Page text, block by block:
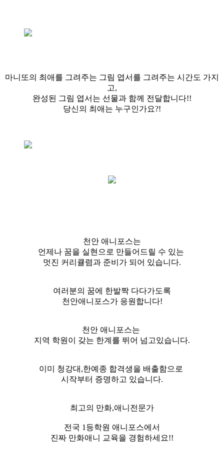
마니또의 최애를 그려주는 그림 엽서를 그려주는 시간도 가지
고,
완성된 그림 엽서는 선물과 함께 전달합니다!!
당신의 최애는 누구인가요?!
천안 애니포스는
언제나 꿈을 실현으로 만들어드릴 수 있는
멋진 커리큘렴과 준비가 되어 있습니다.
여러분의 꿈에 한발짝 다다가도록
천안애니포스가 응원합니다!
천안 애니포스는
지역 학원이 갖는 한계를 뛰어 넘고있습니다.
이미 청강대,한예종 합격생을 배출함으로
시작부터 증명하고 있습니다.
최고의 만화,애니전문가
전국 1등학원 애니포스에서
진짜 만화애니 교육을 경험하세요!!